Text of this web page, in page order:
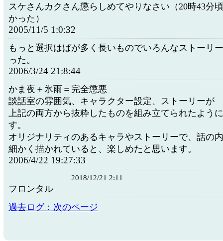
スケさんカクさん懲らしめてやりなさい（20時43分
かった）
2005/11/5 1:0:32
もっと選択はばが多く長いものでいろんなストーリ
った。
2006/3/24 21:8:44
かま夜＋氷雨＝完全懲悪
談話室の雰囲気、キャラクター設定、ストーリーが
上記の両方から抜粋したものを組み立てられたよう
す。
オリジナリティのあるキャラやストーリーで、話の
細かく描かれていると、楽しめたと思います。
2006/4/22 19:27:33
2018/12/21 2:11
フロンタル
過去ログ：次のページ